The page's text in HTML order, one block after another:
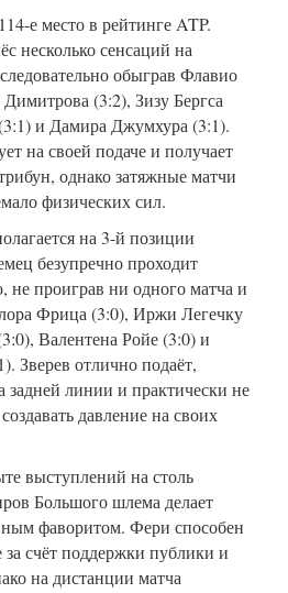
е место в рейтинге ATP.
несколько сенсаций на
обыграв Флавио
(3:2), Зизу Бергса
и Дамира Джумхура (3:1).
на своей подаче и получает
однако затяжные матчи
физических сил.
на 3-й позиции
безупречно проходит
проиграв ни одного матча и
Фрица (3:0), Иржи Легечку
Валентена Ройе (3:0) и
Зверев отлично подаёт,
задней линии и практически не
давление на своих
выступлений на столь
Большого шлема делает
фаворитом. Фери способен
за счёт поддержки публики и
на дистанции матча